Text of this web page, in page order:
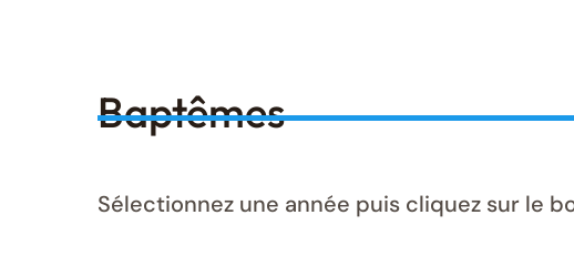
Baptêmes
Sélectionnez une année puis cliquez sur le